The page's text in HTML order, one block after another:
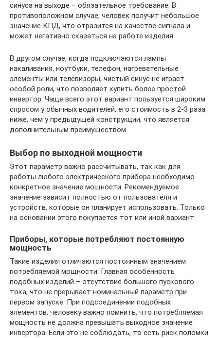
синуса на выходе – обязательное требование. В
противоположном случае, человек получит небольшое
значение КПД, что отразится на качестве сигнала и
может негативно сказаться на работе изделия.
В другом случае, когда подключаются лампы
накаливания, ноутбуки, телефон, нагревательные
элементы или телевизоры, чистый синус не играет
особой роли, что позволяет купить более простой
инвертор. Чаще всего этот вариант пользуется широким
спросом у обычных водителей, его стоимость в 2-3 раза
ниже, чем у предыдущей конструкции, что является
дополнительным преимуществом.
Выбор по выходной мощности
Этот параметр важно рассчитывать, так как для
работы любого электрического прибора необходимо
конкретное значение мощности. Рекомендуемое
значение зависит полностью от пользователя и
устройств, которые он планирует использовать. Только
на основании этого покупается тот или иной вариант.
Приборы, которые потребляют постоянную
мощность
Такие изделия отличаются постоянным значением
потребляемой мощности. Главная особенность
подобных изделий – отсутствие большого пускового
тока, что не прерывает номинальный параметр при
первом запуске. При подсоединении подобных
элементов, человеку важно помнить, что потребляемая
мощность не должна превышать выходное значение
инвертора. Если это не соблюдать, то есть риск поломки